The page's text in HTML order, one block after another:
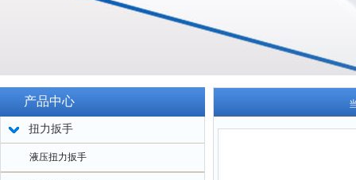
产品中心
扭力扳手
液压扭力扳手